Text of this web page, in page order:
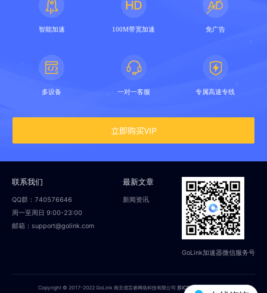
智能加速 100M带宽加速 免广告
多设备 一对一客服 专属高速专线
立即购买VIP
联系我们
QQ群：740576646
周一至周日 9:00-23:00
邮箱：support@golink.com
最新文章
新闻资讯
GoLink加速器微信服务号
Copyright © 2017-2022 GoLink 南京偲言睿网络科技有限公司苏ICP备18014251号-2